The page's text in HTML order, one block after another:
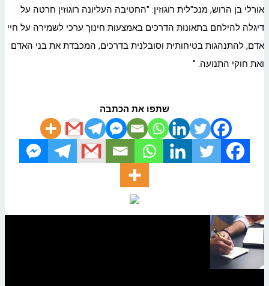
אורלי בן הרוש, מנכ"לית רוגוזין: "החטיבה העליונה רוגוזין חרטה על
דיגלה להילחם בתאונות הדרכים באמצעות חינוך ערכי לשמירה על חיי
אדם, להתנהגות בטיחותית וסובלנית בדרכים, המכבדת את בני האדם
ואת חוקי התנועה. "
שתפו את הכתבה